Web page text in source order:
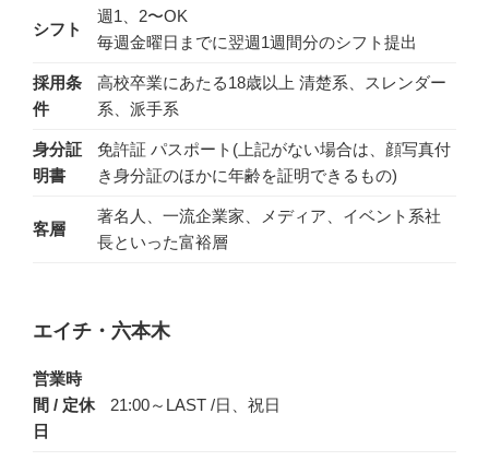
シフト
週1、2〜OK
毎週金曜日までに翌週1週間分のシフト提出
採用条
件
高校卒業にあたる18歳以上 清楚系、スレンダー
系、派手系
身分証
明書
免許証 パスポート(上記がない場合は、顔写真付
き身分証のほかに年齢を証明できるもの)
客層
著名人、一流企業家、メディア、イベント系社
長といった富裕層
エイチ・六本木
営業時
間 / 定休
日
21:00～LAST /日、祝日